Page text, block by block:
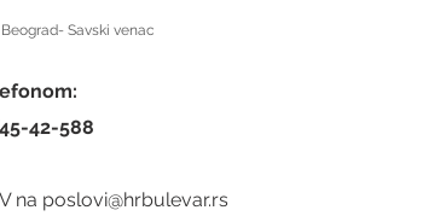
Savski venac
42-588
na poslovi@hrbulevar.rs